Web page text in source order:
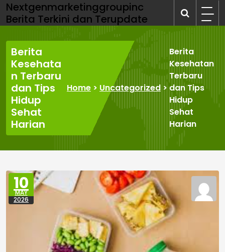
Skip
to
content
Nextgenmarketinggroupinc
Berita Terkini dan Terupdate
Berita
Kesehata
n Terbaru
dan Tips
Hidup
Sehat
Harian
Home > Uncategorized >
Berita
Kesehatan
Terbaru
dan Tips
Hidup
Sehat
Harian
10
MAY
2026